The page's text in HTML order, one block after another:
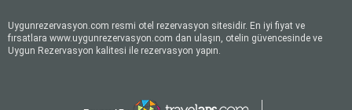
Uygunrezervasyon.com resmi otel rezervasyon sitesidir. En iyi fiyat ve
fırsatlara www.uygunrezervasyon.com dan ulaşın, otelin güvencesinde ve
Uygun Rezervasyon kalitesi ile rezervasyon yapın.